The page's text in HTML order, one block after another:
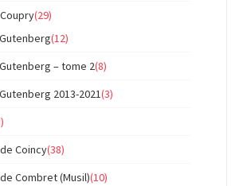
(29)
(12)
– tome 2(8)
2013-2021(3)
Coincy(38)
Combret (Musil)(10)